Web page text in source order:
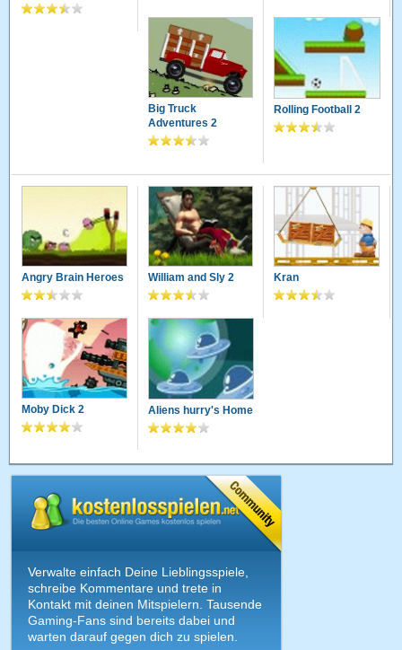
Big Truck
Adventures 2
Rolling Football 2
Angry Brain Heroes William and Sly 2 Kran
Moby Dick 2 Aliens hurry's Home
Verwalte einfach Deine Lieblingsspiele,
schreibe Kommentare und trete in
Kontakt mit deinen Mitspielern. Tausende
Gaming-Fans sind bereits dabei und
warten darauf gegen dich zu spielen.